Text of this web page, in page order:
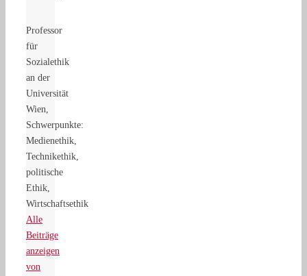
Professor
für
Sozialethik
an der
Universität
Wien,
Schwerpunkte:
Medienethik,
Technikethik,
politische
Ethik,
Wirtschaftsethik
Alle
Beiträge
anzeigen
von